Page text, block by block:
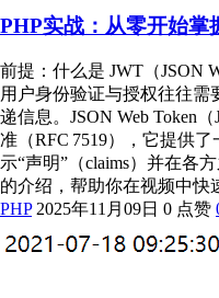
PHP实战：从零开始掌
前提：什么是 JWT（JSON
用户身份验证与授权往往
递信息。JSON Web Token
准（RFC 7519），它提供
示“声明”（claims）并在各
的介绍，帮助你在视频中快
PHP 2025年11月09日 0 点赞